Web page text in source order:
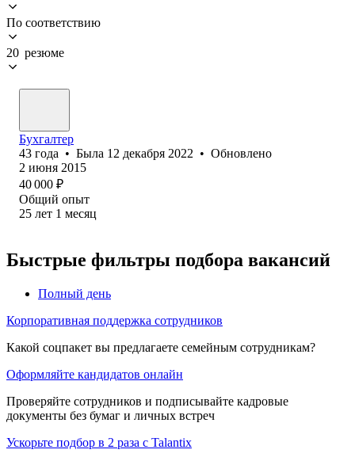
По соответствию
20 резюме
Бухгалтер
43 года • Была 12 декабря 2022 • Обновлено
2 июня 2015
40 000 ₽
Общий опыт
25 лет 1 месяц
Быстрые фильтры подбора вакансий
Полный день
Корпоративная поддержка сотрудников
Какой соцпакет вы предлагаете семейным сотрудникам?
Оформляйте кандидатов онлайн
Проверяйте сотрудников и подписывайте кадровые
документы без бумаг и личных встреч
Ускорьте подбор в 2 раза с Talantix